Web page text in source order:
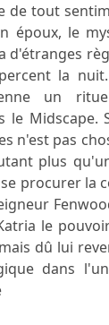
de tout
époux, le
d'étranges
la
un
le Midscape.
n'est pas
plus
procurer la
le
dû lui
dans